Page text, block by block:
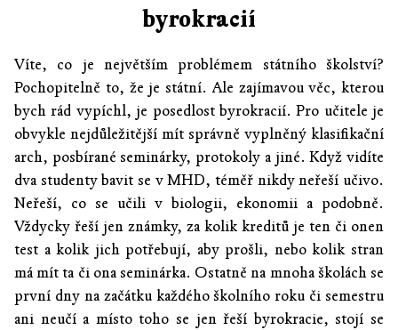
byrokracií
Víte, co je největším problémem státního školství?
Pochopitelně to, že je státní. Ale zajímavou věc, kterou
bych rád vypíchl, je posedlost byrokracií. Pro učitele je
obvykle nejdůležitější mít správně vyplněný klasifikační
arch, posbírané seminárky, protokoly a jiné. Když vidíte
dva studenty bavit se v MHD, téměř nikdy neřeší učivo.
Neřeší, co se učili v biologii, ekonomii a podobně.
Vždycky řeší jen známky, za kolik kreditů je ten či onen
test a kolik jich potřebují, aby prošli, nebo kolik stran
má mít ta či ona seminárka. Ostatně na mnoha školách se
první dny na začátku každého školního roku či semestru
ani neučí a místo toho se jen řeší byrokracie, stojí se